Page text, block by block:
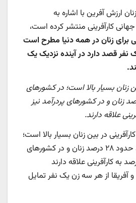
ارزش آفرین با اشاره به
کارآفرینی منتشر کرده است،
برای زنان در همه دنیا مطرح است
یک نفر قصد دارد در آینده نزدیک یک
زنان بسیار بالا است؛ در کشورهای
حدود ۲۸ درصد زنان و در کشورهای پردرآمد نیز
در بین زنان بسیار بالا است؛
در کشورهای کم‌درآمد، حدود ۲۸ درصد زنان و در کشورهای
نیز حدود ۱۱ درصد به کارآفرینی علاقه دارند
از هر سه زن یک نفر تمایل